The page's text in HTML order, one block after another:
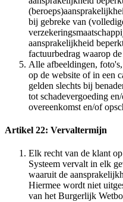
bij gebreke van
aansprakelijkheid
factuurbedrag waarop
Alle afbeeldingen,
op de website of in een
gelden slechts bij
tot schadevergoeding
overeenkomst en/of
Artikel 22: Vervaltermijn
Elk recht van de klant
Systeem vervalt in elk
waaruit de
Hiermee wordt niet
van het Burgerlijk